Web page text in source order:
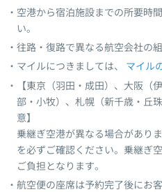
空港から宿泊施設までの所要時
い。
往路・復路で異なる航空会社の
マイルにつきましては、
マイル
【東京（羽田・成田）、大阪（
部・小牧）、札幌（新千歳・丘
意】
乗継ぎ空港が異なる場合があり
を必ずご確認ください。乗継ぎ
ご負担となります。
航空便の座席は予約完了後にお